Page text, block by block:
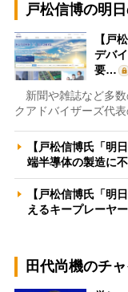
戸松信博の明
【戸
デバ
要…
新聞や雑誌など多数
クアドバイザーズ代
【戸松信博氏「明
端半導体の製造に
【戸松信博氏「明
えるキープレーヤ
田代尚機のチ